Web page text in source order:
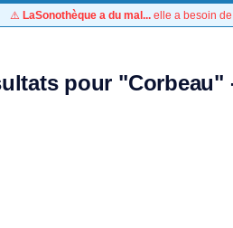
⚠️ LaSonothèque a du mal... elle a besoin
pour